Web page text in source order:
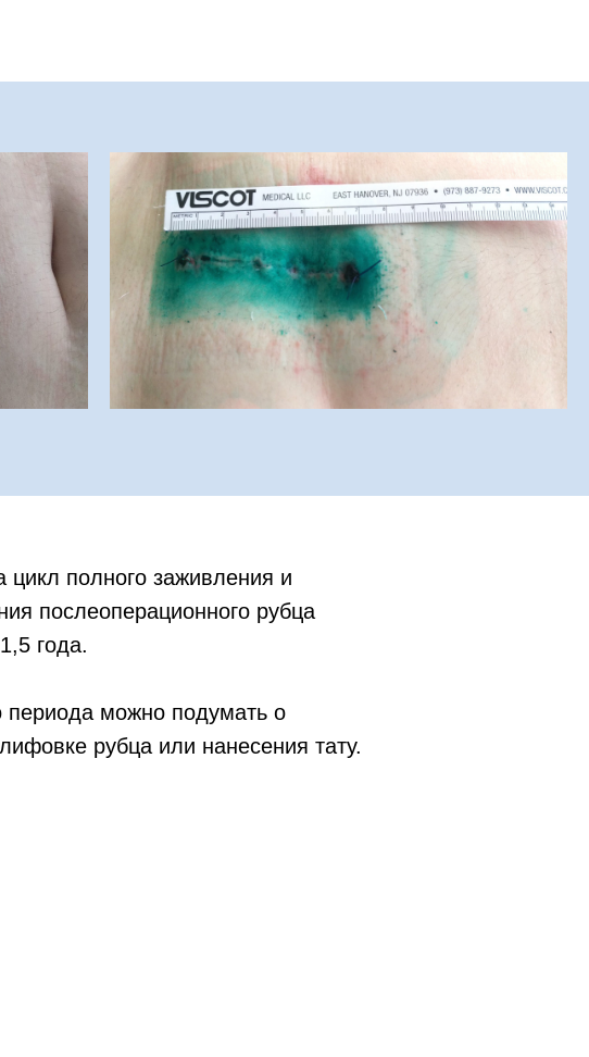
цикл полного заживления и
послеоперационного рубца
года.
периода можно подумать о
рубца или нанесения тату.